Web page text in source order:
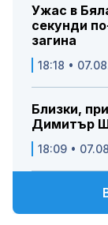
Ужас в
секунди
загина
18:18 •
Близки,
Димитър
18:09 •